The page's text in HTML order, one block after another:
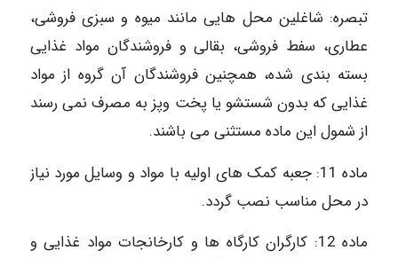
تبصره: شاغلین محل هایی مانند میوه و سبزی فروشی،
عطاری، سفط فروشی، بقالی و فروشندگان مواد غذایی
بسته بندی شده، همچنین فروشندگان آن گروه از مواد
غذایی که بدون شستشو یا پخت وپز به مصرف نمی رسند
از شمول این ماده مستثنی می باشند.
ماده 11: جعبه کمک های اولیه با مواد و وسایل مورد نیاز
در محل مناسب نصب گردد.
ماده 12: کارگران کارگاه ها و کارخانجات مواد غذایی و